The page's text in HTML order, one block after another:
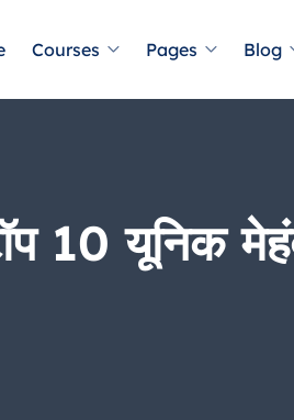
Courses Pages Blog
यूनिक